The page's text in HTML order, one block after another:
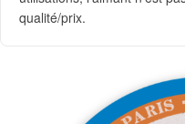
qualité/prix.